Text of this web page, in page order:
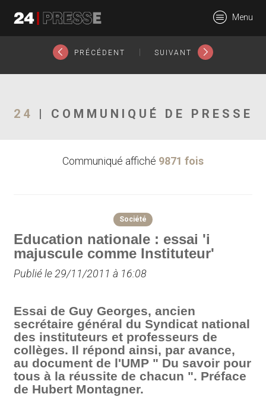
24Presse -
Communiqués de
Menu
PRÉCÉDENT SUIVANT
24 | COMMUNIQUÉ DE PRESSE
Communiqué affiché 9871 fois
Société
Education nationale : essai 'i
majuscule comme Instituteur'
Publié le 29/11/2011 à 16:08
Essai de Guy Georges, ancien
secrétaire général du Syndicat national
des instituteurs et professeurs de
collèges. Il répond ainsi, par avance,
au document de l'UMP " Du savoir pour
tous à la réussite de chacun ". Préface
de Hubert Montagner.